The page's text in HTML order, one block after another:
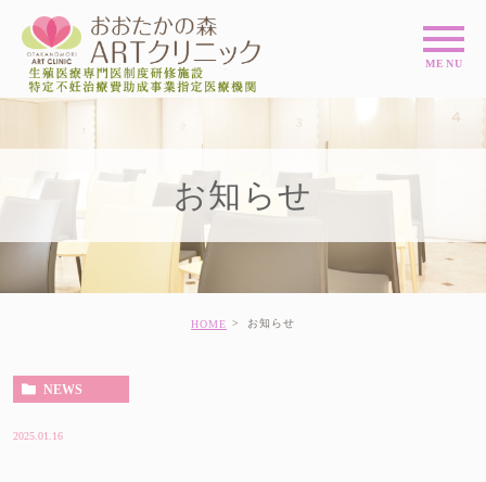
お知らせ
HOME お知らせ
NEWS
2025.01.16